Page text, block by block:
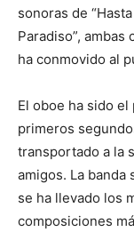
sonoras de
Paradiso”,
ha conmovido al
El oboe ha sido el
primeros
transportado a la
amigos. La banda
se ha llevado los
composiciones